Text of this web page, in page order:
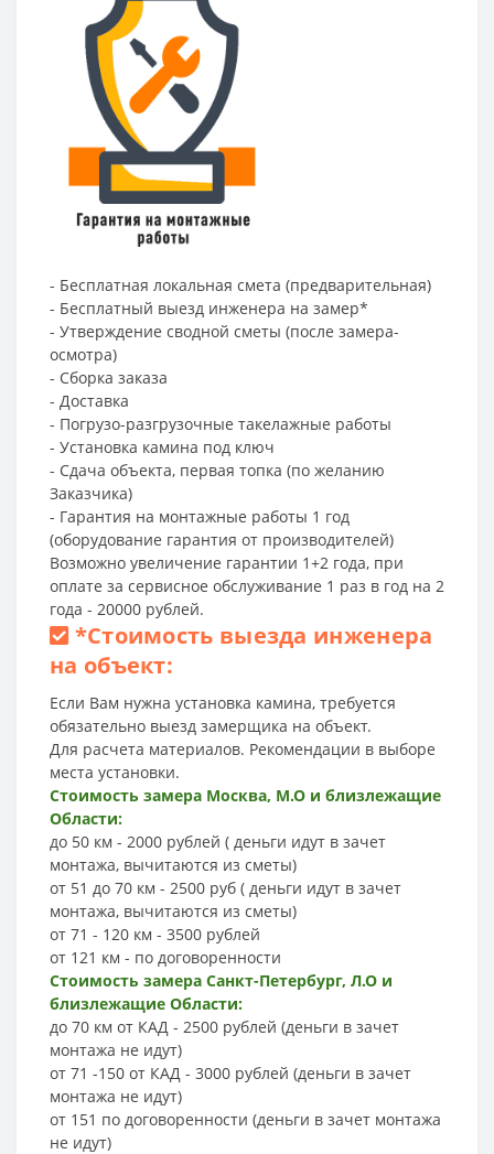
- Бесплатная локальная смета (предварительная)
- Бесплатный выезд инженера на замер*
- Утверждение сводной сметы (после замера-
осмотра)
- Сборка заказа
- Доставка
- Погрузо-разгрузочные такелажные работы
- Установка камина под ключ
- Сдача объекта, первая топка (по желанию
Заказчика)
- Гарантия на монтажные работы 1 год
(оборудование гарантия от производителей)
Возможно увеличение гарантии 1+2 года, при
оплате за сервисное обслуживание 1 раз в год на 2
года - 20000 рублей.
*Стоимость выезда инженера
на объект:
Если Вам нужна установка камина, требуется
обязательно выезд замерщика на объект.
Для расчета материалов. Рекомендации в выборе
места установки.
Стоимость замера Москва, М.О и близлежащие
Области:
до 50 км - 2000 рублей ( деньги идут в зачет
монтажа, вычитаются из сметы)
от 51 до 70 км - 2500 руб ( деньги идут в зачет
монтажа, вычитаются из сметы)
от 71 - 120 км - 3500 рублей
от 121 км - по договоренности
Стоимость замера Санкт-Петербург, Л.О и
близлежащие Области:
до 70 км от КАД - 2500 рублей (деньги в зачет
монтажа не идут)
от 71 -150 от КАД - 3000 рублей (деньги в зачет
монтажа не идут)
от 151 по договоренности (деньги в зачет монтажа
не идут)